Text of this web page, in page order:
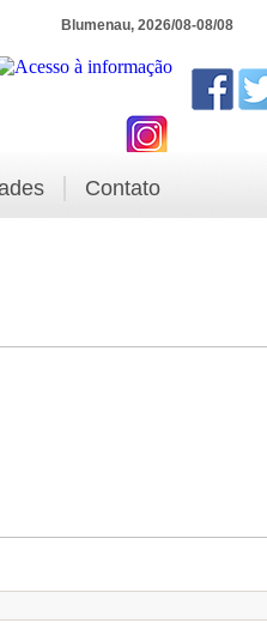
Blumenau, 2026/08-08/08
Contato